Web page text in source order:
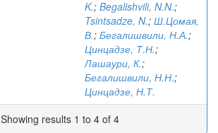
K.; Begalishvili, N.N.;
Tsintsadze, N.; Ш.Цомая,
В.; Бегалишвили, Н.А.;
Цинцадзе, Т.Н.;
Лашаури, К.;
Бегалишвили, Н.Н.;
Цинцадзе, Н.Т.
Showing results 1 to 4 of 4